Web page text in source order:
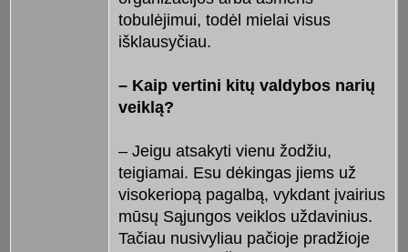
tobulėjimui, todėl mielai visus
išklausyčiau.
– Kaip vertini kitų valdybos narių
veiklą?
– Jeigu atsakyti vienu žodžiu,
teigiamai. Esu dėkingas jiems už
visokeriopą pagalbą, vykdant įvairius
mūsų Sąjungos veiklos uždavinius.
Tačiau nusivyliau pačioje pradžioje